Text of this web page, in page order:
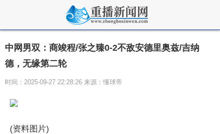
中网男双：商竣程/张之臻0-2不敌安德里奥兹/吉纳
德，无缘第二轮
时间：2025-09-27 22:28:26 来源：懂球帝
(资料图片)